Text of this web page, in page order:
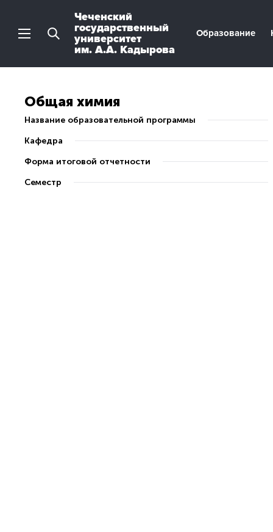
Чеченский
государственный
университет
им. А.А. Кадырова
Образование
Общая химия
Название образовательной программы
Кафедра
Форма итоговой отчетности
Семестр